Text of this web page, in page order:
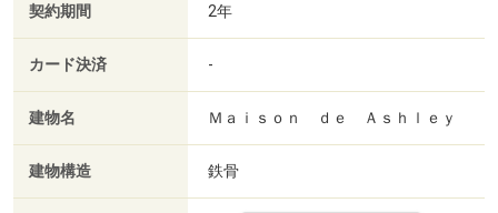
契約期間 2年
カード決済 -
建物名 Ｍａｉｓｏｎ ｄｅ Ａｓｈｌｅｙ
建物構造 鉄骨